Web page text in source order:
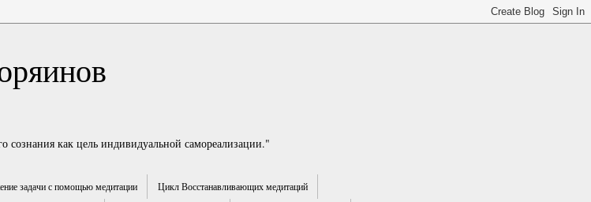
сознания как цель индивидуальной самореализации."
задачи с помощью медитации
Цикл Восстанавливающих медитаций